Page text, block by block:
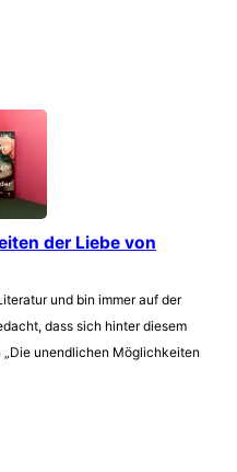
der Liebe von
und bin immer auf der
dass sich hinter diesem
unendlichen Möglichkeiten